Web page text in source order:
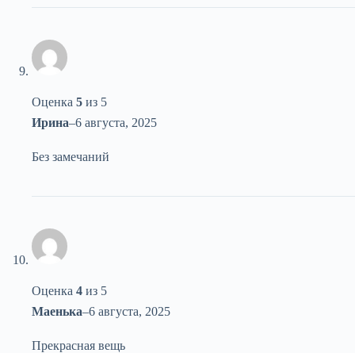
Оценка 5 из 5
Ирина–6 августа, 2025
Без замечаний
Оценка 4 из 5
Маенька–6 августа, 2025
Прекрасная вещь